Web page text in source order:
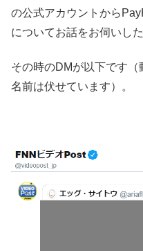
の公式アカウントから
についてお話をお伺いし
その時のDMが以下です
名前は伏せています）。